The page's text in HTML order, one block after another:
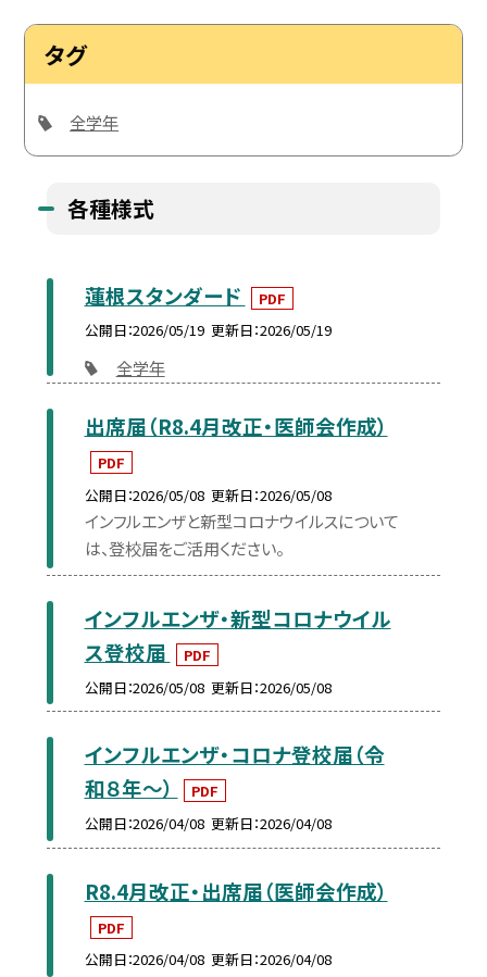
タグ
全学年
各種様式
蓮根スタンダード
PDF
公開日 2026/05/19 更新日 2026/05/19
全学年
出席届（R8.4月改正・医師会作成）
PDF
公開日 2026/05/08 更新日 2026/05/08
インフルエンザと新型コロナウイルスについて
は、登校届をご活用ください。
インフルエンザ・新型コロナウイル
ス登校届
PDF
公開日 2026/05/08 更新日 2026/05/08
インフルエンザ・コロナ登校届（令
和８年～）
PDF
公開日 2026/04/08 更新日 2026/04/08
R8.4月改正・出席届（医師会作成）
PDF
公開日 2026/04/08 更新日 2026/04/08